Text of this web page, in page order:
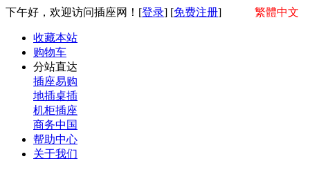
下午好，欢迎访问插座网！[登录] [免费注册] 繁體中文
收藏本站
购物车
分站直达
插座易购
地插桌插
机柜插座
商务中国
帮助中心
关于我们